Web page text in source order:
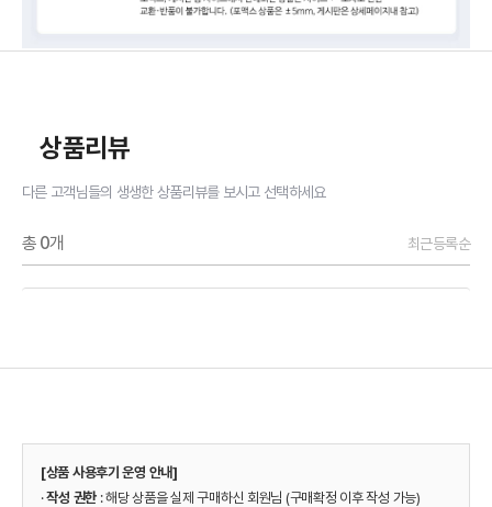
상품리뷰
다른 고객님들의 생생한 상품리뷰를 보시고 선택하세요
총 0개 최근등록순
[상품 사용후기 운영 안내]
·작성 권한 : 해당 상품을 실제 구매하신 회원님 (구매확정 이후 작성 가능)